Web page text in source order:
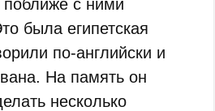
с ними
была египетская
по-английски и
На память он
несколько